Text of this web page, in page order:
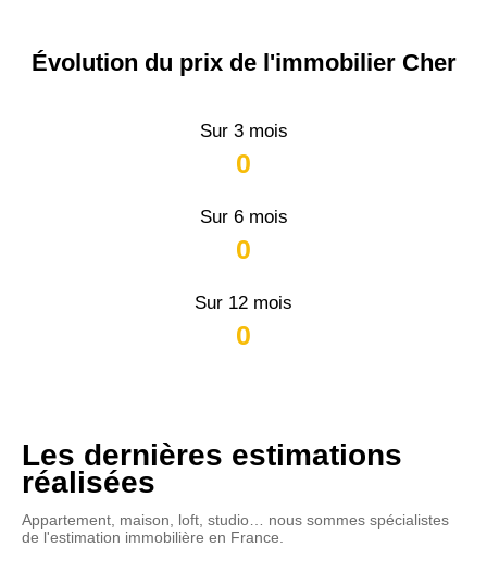
Évolution du prix de l'immobilier Cher
Sur 3 mois
0
Sur 6 mois
0
Sur 12 mois
0
Les dernières estimations
réalisées
Appartement, maison, loft, studio… nous sommes spécialistes
de l'estimation immobilière en France.